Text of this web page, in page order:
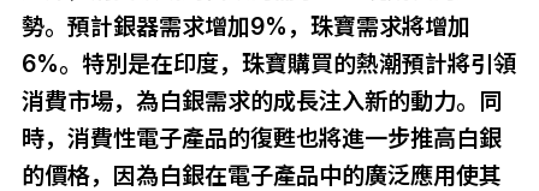
勢。預計銀器需求增加9%，珠寶需求將增加
6%。特別是在印度，珠寶購買的熱潮預計將引領
消費市場，為白銀需求的成長注入新的動力。同
時，消費性電子產品的復甦也將進一步推高白銀
的價格，因為白銀在電子產品中的廣泛應用使其